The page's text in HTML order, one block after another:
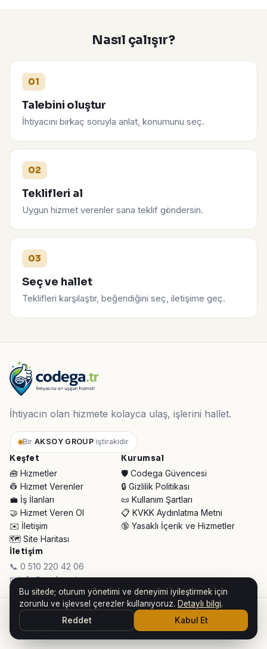
Nasıl çalışır?
01
Talebini oluştur
İhtiyacını birkaç soruyla anlat, konumunu seç.
02
Teklifleri al
Uygun hizmet verenler sana teklif göndersin.
03
Seç ve hallet
Teklifleri karşılaştır, beğendiğini seç, iletişime geç.
İhtiyacın olan hizmete kolayca ulaş, işlerini hallet.
Bir AKSOY GROUP iştirakidir
Keşfet
🧰 Hizmetler
👷 Hizmet Verenler
💼 İş İlanları
🤝 Hizmet Veren Ol
✉️ İletişim
🗺️ Site Haritası
Kurumsal
🛡️ Codega Güvencesi
🔒 Gizlilik Politikası
📜 Kullanım Şartları
📋 KVKK Aydınlatma Metni
🔞 Yasaklı İçerik ve Hizmetler
İletişim
📞 0 510 220 42 06
✉ info@codega.tr
© 2026 Codega Hizmet Pazaryeri ·
AKSOY GROUP iştirakidir
👥 Toplam Ziyaretçi:30.789 · Bugün:159
Bu sitede; oturum yönetimi ve deneyimi iyileştirmek için
zorunlu ve işlevsel çerezler kullanıyoruz. Detaylı bilgi.
Reddet
Kabul Et